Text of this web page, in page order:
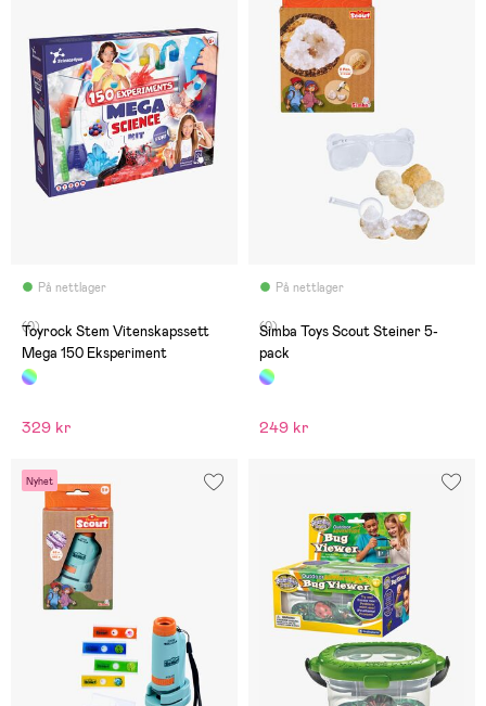
På nettlager
(0)
Toyrock Stem Vitenskapssett
Mega 150 Eksperiment
329 kr
På nettlager
(0)
Simba Toys Scout Steiner 5-
pack
249 kr
Nyhet